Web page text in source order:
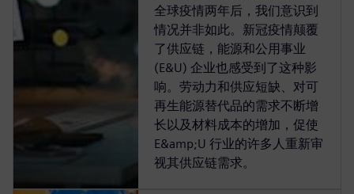
全球疫情两年后，我们意识到
情况并非如此。新冠疫情颠覆
了供应链，能源和公用事业
(E&U) 企业也感受到了这种影
响。劳动力和供应短缺、对可
再生能源替代品的需求不断增
长以及材料成本的增加，促使
E&amp;U 行业的许多人重新审
视其供应链需求。